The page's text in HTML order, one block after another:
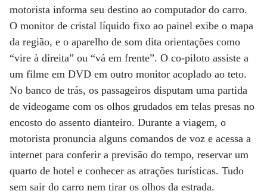
motorista informa seu destino ao computador do carro.
O monitor de cristal líquido fixo ao painel exibe o mapa
da região, e o aparelho de som dita orientações como
“vire à direita” ou “vá em frente”. O co-piloto assiste a
um filme em DVD em outro monitor acoplado ao teto.
No banco de trás, os passageiros disputam uma partida
de videogame com os olhos grudados em telas presas no
encosto do assento dianteiro. Durante a viagem, o
motorista pronuncia alguns comandos de voz e acessa a
internet para conferir a previsão do tempo, reservar um
quarto de hotel e conhecer as atrações turísticas. Tudo
sem sair do carro nem tirar os olhos da estrada.